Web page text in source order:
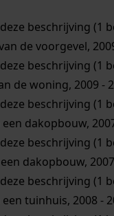
beschrijving (1
de voorgevel,
beschrijving (1
de woning, 2009 -
beschrijving (1
dakopbouw,
beschrijving (1
dakopbouw,
beschrijving (1
tuinhuis, 2008 -